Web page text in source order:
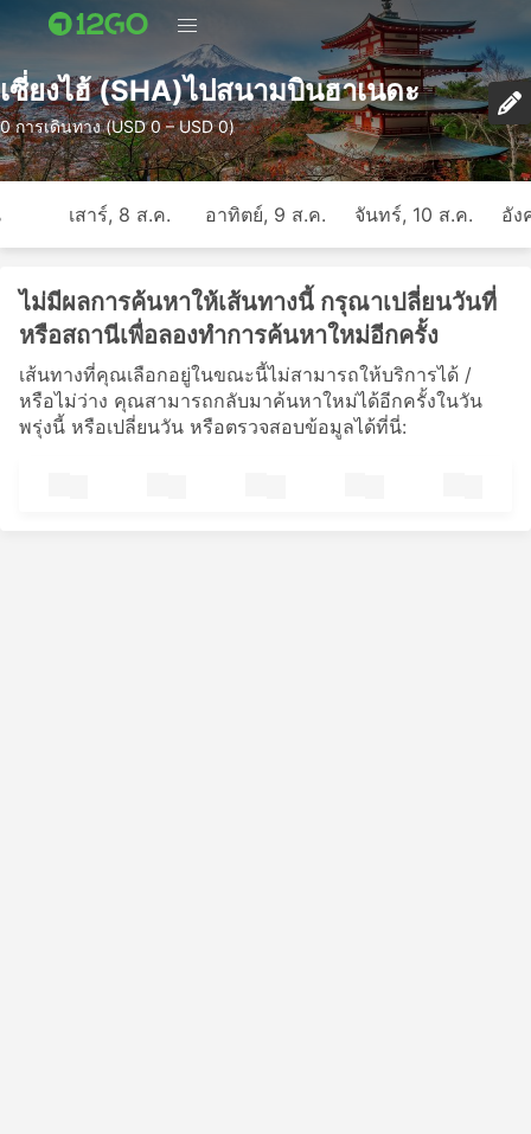
เซี่ยงไฮ้ (SHA)ไปสนามบินฮาเนดะ
0 การเดินทาง (USD 0 – USD 0)
เสาร์, 8 ส.ค. อาทิตย์, 9 ส.ค. จันทร์, 10 ส.ค. อัง
ไม่มีผลการค้นหาให้เส้นทางนี้ กรุณาเปลี่ยนวันที่
หรือสถานีเพื่อลองทำการค้นหาใหม่อีกครั้ง
เส้นทางที่คุณเลือกอยู่ในขณะนี้ไม่สามารถให้บริการได้ /
หรือไม่ว่าง คุณสามารถกลับมาค้นหาใหม่ได้อีกครั้งในวัน
พรุ่งนี้ หรือเปลี่ยนวัน หรือตรวจสอบข้อมูลได้ที่นี่: